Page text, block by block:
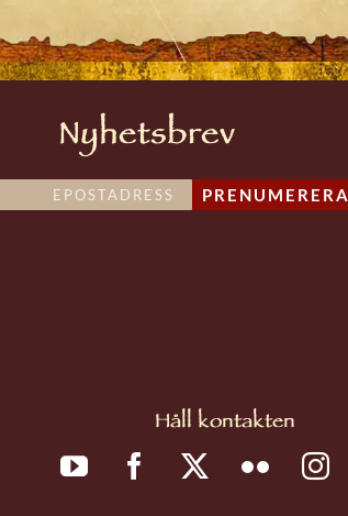
Nyhetsbrev
PRENUMERERA
Håll kontakten